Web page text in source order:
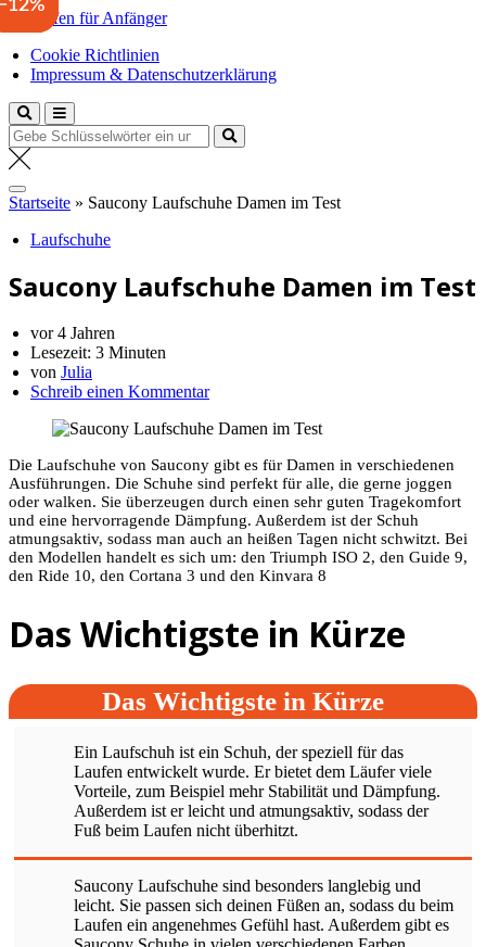
Zum
Inhalt
springen
Laufen für Anfänger
Anfängertipps und Tricks
Cookie Richtlinien
Impressum & Datenschutzerklärung
Suche
nach:
Startseite » Saucony Laufschuhe Damen im Test
Laufschuhe
Saucony Laufschuhe Damen im Test
vor 4 Jahren
Lesezeit: 3 Minuten
von Julia
Schreib einen Kommentar
Die Laufschuhe von Saucony gibt es für Damen in verschiedenen
Ausführungen. Die Schuhe sind perfekt für alle, die gerne joggen
oder walken. Sie überzeugen durch einen sehr guten Tragekomfort
und eine hervorragende Dämpfung. Außerdem ist der Schuh
atmungsaktiv, sodass man auch an heißen Tagen nicht schwitzt. Bei
den Modellen handelt es sich um: den Triumph ISO 2, den Guide 9,
den Ride 10, den Cortana 3 und den Kinvara 8
Das Wichtigste in Kürze
Das Wichtigste in Kürze
Ein Laufschuh ist ein Schuh, der speziell für das
Laufen entwickelt wurde. Er bietet dem Läufer viele
Vorteile, zum Beispiel mehr Stabilität und Dämpfung.
Außerdem ist er leicht und atmungsaktiv, sodass der
Fuß beim Laufen nicht überhitzt.
Saucony Laufschuhe sind besonders langlebig und
leicht. Sie passen sich deinen Füßen an, sodass du beim
Laufen ein angenehmes Gefühl hast. Außerdem gibt es